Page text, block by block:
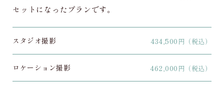
セットになったプランです。
スタジオ撮影 434,500 円（税込）
ロケーション撮影 462,000 円（税込）